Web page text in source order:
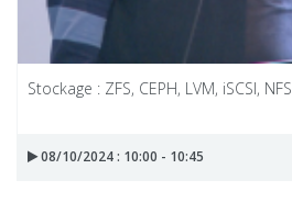
Stockage : ZFS, CEPH, LVM, iSCSI, NFS
08/10/2024 : 10:00 - 10:45